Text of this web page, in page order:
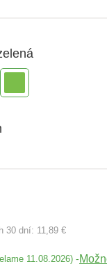
30 dní: 11,89 €
11.08.2026) -